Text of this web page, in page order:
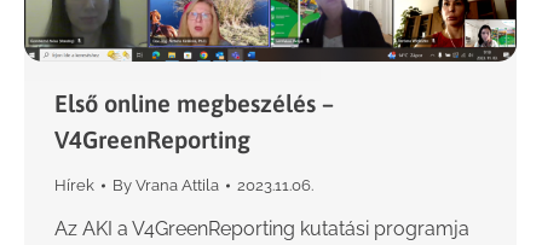
Első online megbeszélés –
V4GreenReporting
Hírek By Vrana Attila 2023.11.06.
Az AKI a V4GreenReporting kutatási programja